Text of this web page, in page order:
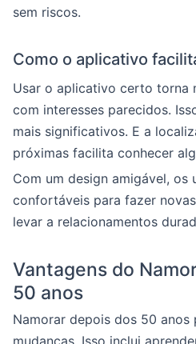
sem riscos.
Como o aplicativo
Usar o aplicativo certo torna
com interesses parecidos.
mais significativos. E a
próximas facilita conhecer
Com um design amigável, os
confortáveis para fazer
levar a relacionamentos
Vantagens do
50 anos
Namorar depois dos 50
mudanças. Isso inclui